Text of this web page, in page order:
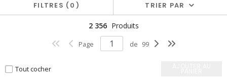
FILTRES 0 TRIER PAR
2 356 Produits
Page de 99
Tout cocher